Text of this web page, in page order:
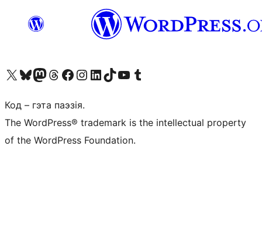
Наведайце наш акаўнт у X (былы Twitter)
Visit our Bluesky account
Visit our Mastodon account
Visit our Threads account
Наведаеце нашу старонку на Facebook
Наведайце наш Instagram
Наведайце нашу старонку ў LinkedIn
Visit our TikTok account
Наведайце наш YouTube каналVisit our Tumblr account
Код – гэта паэзія.
The WordPress® trademark is the intellectual property
of the WordPress Foundation.